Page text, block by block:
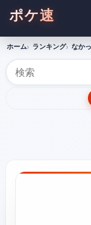
ポケ速
ホーム ランキング なか